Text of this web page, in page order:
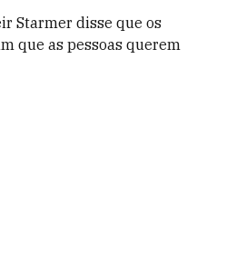
Starmer disse que os
que as pessoas querem